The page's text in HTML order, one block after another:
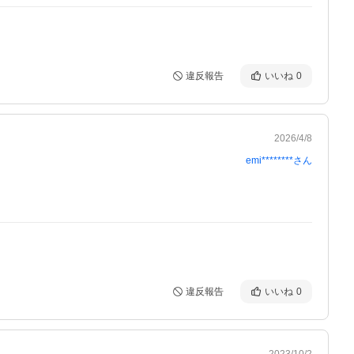
違反報告 いいね 0
2026/4/8
emi********さん
違反報告 いいね 0